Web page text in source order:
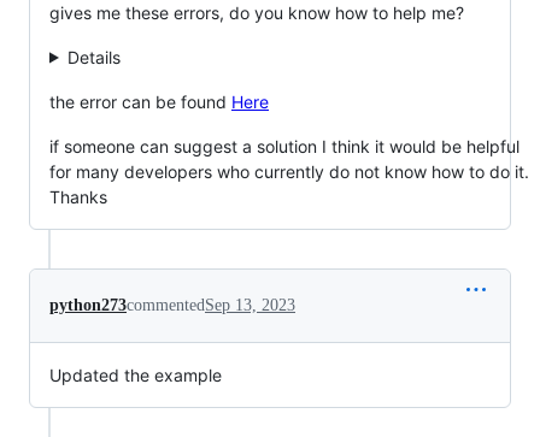
gives me these errors, do you know how to help me?
Details
the error can be found Here
if someone can suggest a solution I think it would be helpful
for many developers who currently do not know how to do it.
Thanks
python273commentedSep 13, 2023
Updated the example